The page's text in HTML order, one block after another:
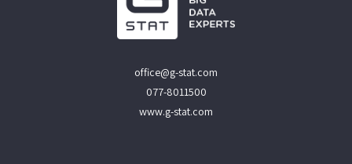
office@g-stat.com
077-8011500
www.g-stat.com